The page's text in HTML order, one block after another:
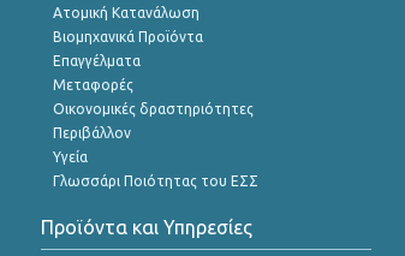
Ατομική Κατανάλωση
Βιομηχανικά Προϊόντα
Επαγγέλματα
Μεταφορές
Οικονομικές δραστηριότητες
Περιβάλλον
Υγεία
Γλωσσάρι Ποιότητας του ΕΣΣ
Προϊόντα και Υπηρεσίες